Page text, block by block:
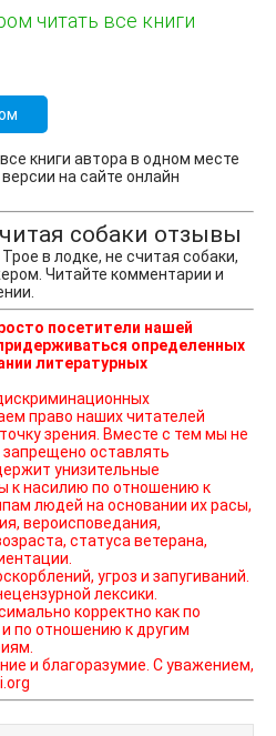
читать все книги
книги автора в одном месте
на сайте онлайн
собаки отзывы
в лодке, не считая собаки,
Читайте комментарии и
посетители нашей
определенных
литературных
зрения. Вместе с тем мы не
запрещено оставлять
унизительные
к насилию по отношению к
людей на основании их расы,
вероисповедания,
статуса ветерана,
угроз и запугиваний.
лексики.
корректно как по
по отношению к другим
и благоразумие. С уважением,